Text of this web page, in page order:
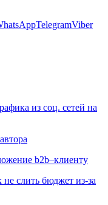
TelegramViber
из соц. сетей на
b2b–клиенту
слить бюджет из-за